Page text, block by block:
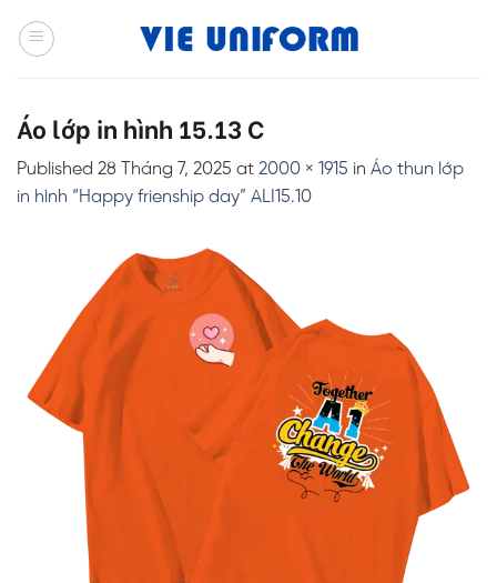
Áo lớp in hình 15.13 C
Published 28 Tháng 7, 2025 at 2000 × 1915 in Áo thun lớp
in hình “Happy frienship day” ALI15.10